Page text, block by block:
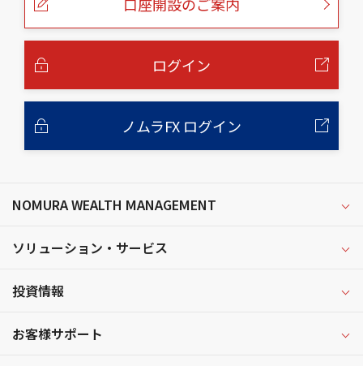
口座開設のご案内
ログイン
ノムラFX ログイン
NOMURA WEALTH MANAGEMENT
ソリューション・サービス
投資情報
お客様サポート